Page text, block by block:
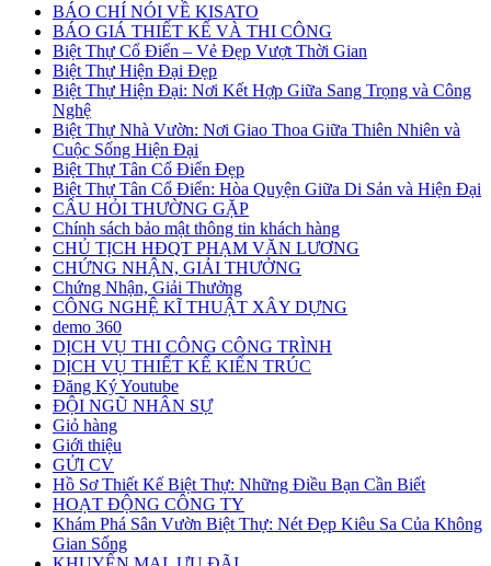
BÁO CHÍ NÓI VỀ KISATO
BÁO GIÁ THIẾT KẾ VÀ THI CÔNG
Biệt Thự Cổ Điển – Vẻ Đẹp Vượt Thời Gian
Biệt Thự Hiện Đại Đẹp
Biệt Thự Hiện Đại: Nơi Kết Hợp Giữa Sang Trọng và Công
Nghệ
Biệt Thự Nhà Vườn: Nơi Giao Thoa Giữa Thiên Nhiên và
Cuộc Sống Hiện Đại
Biệt Thự Tân Cổ Điển Đẹp
Biệt Thự Tân Cổ Điển: Hòa Quyện Giữa Di Sản và Hiện Đại
CÂU HỎI THƯỜNG GẶP
Chính sách bảo mật thông tin khách hàng
CHỦ TỊCH HĐQT PHẠM VĂN LƯƠNG
CHỨNG NHẬN, GIẢI THƯỞNG
Chứng Nhận, Giải Thưởng
CÔNG NGHỆ KĨ THUẬT XÂY DỰNG
demo 360
DỊCH VỤ THI CÔNG CÔNG TRÌNH
DỊCH VỤ THIẾT KẾ KIẾN TRÚC
Đăng Ký Youtube
ĐỘI NGŨ NHÂN SỰ
Giỏ hàng
Giới thiệu
GỬI CV
Hồ Sơ Thiết Kế Biệt Thự: Những Điều Bạn Cần Biết
HOẠT ĐỘNG CÔNG TY
Khám Phá Sân Vườn Biệt Thự: Nét Đẹp Kiêu Sa Của Không
Gian Sống